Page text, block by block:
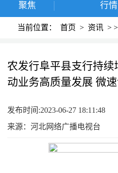
聚焦 行情
当前位置： 首页 > 资讯 > >
农发行阜平县支行持续
动业务高质量发展 微
发布时间:2023-06-27 18:11:48
来源：河北网络广播电视台